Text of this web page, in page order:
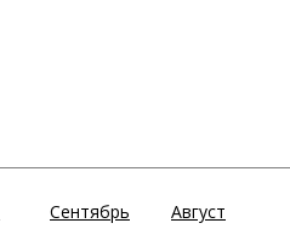
Сентябрь Август